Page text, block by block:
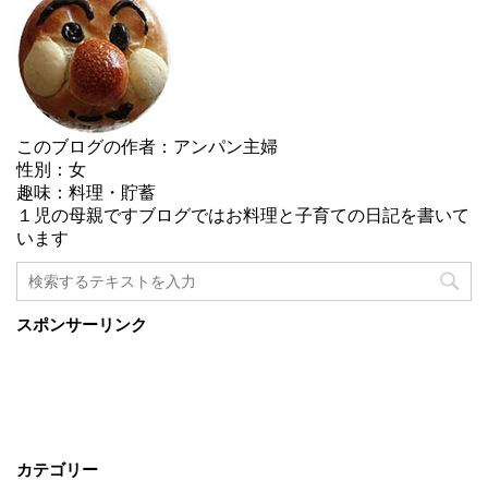
このブログの作者：アンパン主婦
性別：女
趣味：料理・貯蓄
１児の母親ですブログではお料理と子育ての日記を書いて
います
スポンサーリンク
カテゴリー